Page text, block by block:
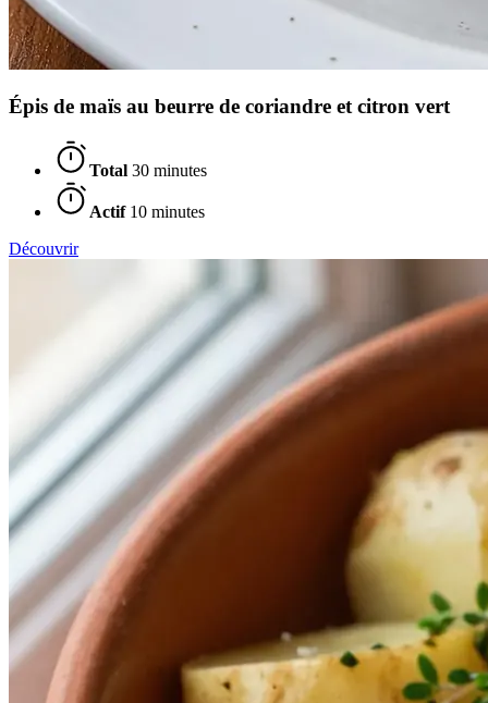
Épis de maïs au beurre de coriandre et citron vert
Total 30 minutes
Actif10 minutes
Découvrir